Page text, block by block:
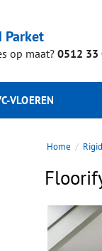
Parket
op maat? 0512 33
VLOEREN
Home